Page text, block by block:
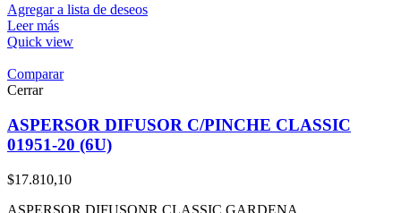
Agregar a lista de deseos
Leer más
Quick view
Comparar
Cerrar
ASPERSOR DIFUSOR C/PINCHE CLASSIC
01951-20 (6U)
$17.810,10
ASPERSOR DIFUSONR CLASSIC GARDENA